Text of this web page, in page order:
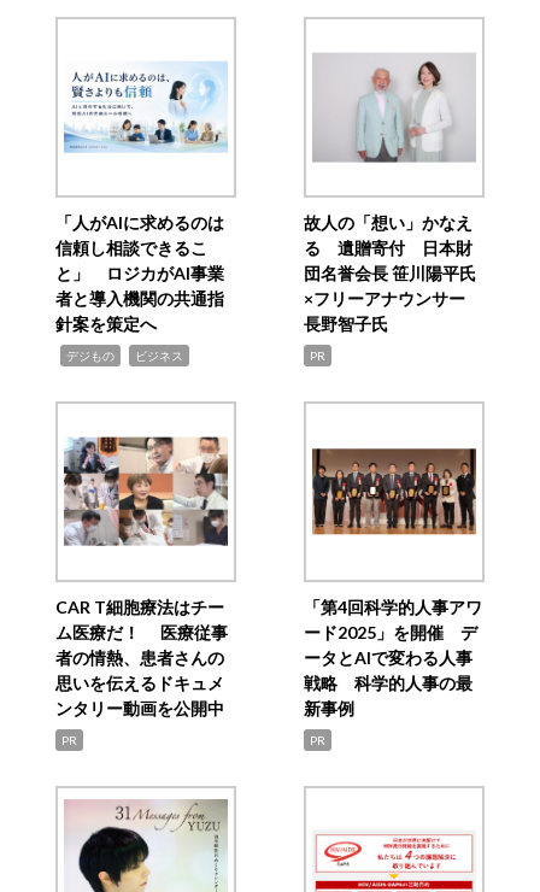
「人がAIに求めるのは
信頼し相談できるこ
と」 ロジカがAI事業
者と導入機関の共通指
針案を策定へ
デジもの ビジネス
故人の「想い」かなえ
る 遺贈寄付 日本財
団名誉会長 笹川陽平氏
×フリーアナウンサー
長野智子氏
PR
CAR T細胞療法はチー
ム医療だ！ 医療従事
者の情熱、患者さんの
思いを伝えるドキュメ
ンタリー動画を公開中
PR
「第4回科学的人事アワ
ード2025」を開催 デ
ータとAIで変わる人事
戦略 科学的人事の最
新事例
PR